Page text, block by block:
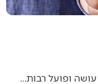
ופועל רבות…